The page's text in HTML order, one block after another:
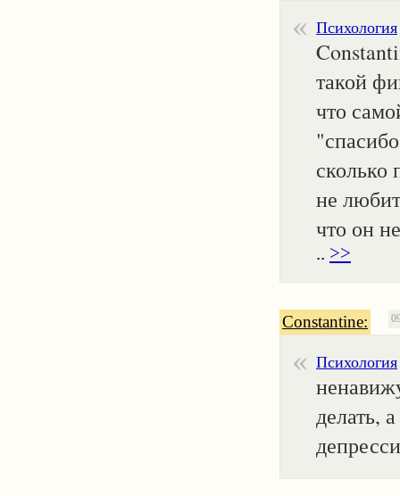
Психология
такой
что
сколько
не
что он
.. >>
Constantine:
Психология
делать,